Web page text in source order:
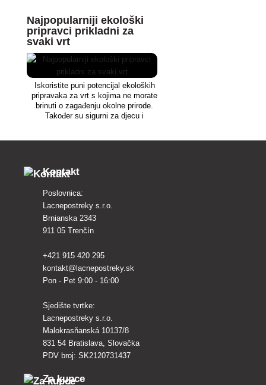
Najpopularniji ekološki
pripravci prikladni za
svaki vrt
Iskoristite puni potencijal ekoloških
pripravaka za vrt s kojima ne morate
brinuti o zagađenju okolne prirode.
Također su sigurni za djecu i
Kontakt
Poslovnica:
Lacnepostreky s.r.o.
Brnianska 2343
911 05 Trenčín
+421 915 420 295
kontakt@lacnepostreky.sk
Pon - Pet 9:00 - 16:00
Sjedište tvrtke:
Lacnepostreky s.r.o.
Malokrasňanská 10137/8
831 54 Bratislava, Slovačka
PDV broj: SK2120731437
Za kupce